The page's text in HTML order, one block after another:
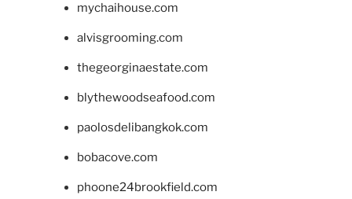
mychaihouse.com
alvisgrooming.com
thegeorginaestate.com
blythewoodseafood.com
paolosdelibangkok.com
bobacove.com
phoone24brookfield.com